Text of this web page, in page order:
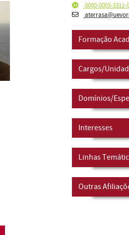
0000-0003-3311-
Formação
Cargos/
Domínios/
Interesses
Linhas
Outras